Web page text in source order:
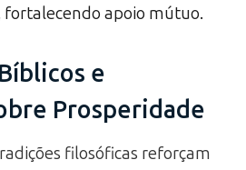
apoio mútuo.
e
Prosperidade
filosóficas reforçam